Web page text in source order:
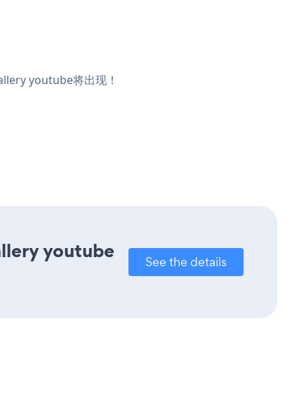
youtube将出现！
youtube
See the details